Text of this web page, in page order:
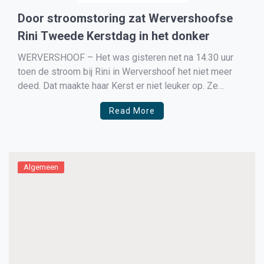
Door stroomstoring zat Wervershoofse
Rini Tweede Kerstdag in het donker
WERVERSHOOF – Het was gisteren net na 14.30 uur
toen de stroom bij Rini in Wervershoof het niet meer
deed. Dat maakte haar Kerst er niet leuker op. Ze
moest de feestdagen al alleen doorbrengen: “En nu zat
ik ook nog in de kou en in het donker.” “Ik zat […]
Read More
Algemeen